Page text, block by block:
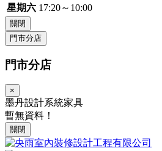
星期六 17:20～10:00
關閉
門市分店
門市分店
×
墨丹設計系統家具
暫無資料！
關閉